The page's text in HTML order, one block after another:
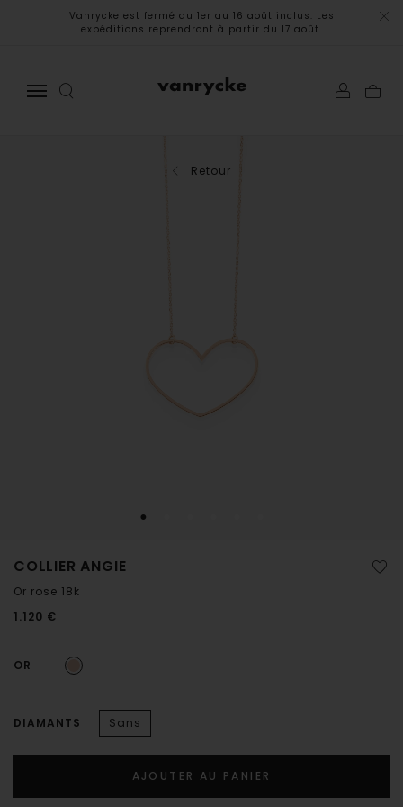
Vanrycke est fermé du 1er au 16 août inclus. Les
expéditions reprendront à partir du 17 août.
Retour
COLLIER ANGIE
Or rose 18k
1.120 €
OR
DIAMANTS Sans
AJOUTER AU PANIER